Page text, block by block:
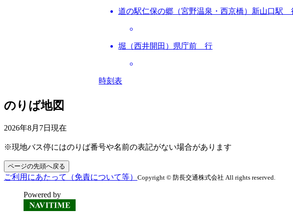
道の駅仁保の郷（宮野温泉・西京橋）新山口駅
堀（西井開田）県庁前 行
時刻表
のりば地図
2026年8月7日 現在
※現地バス停にはのりば番号や名前の表記がない場合があります
ページの先頭へ戻る
ご利用にあたって（免責について等） Copyright © 防長交通株式会社 All rights reserved.
Powered by